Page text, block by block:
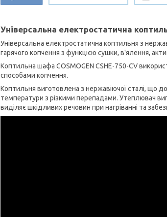
Універсальна електростатична
Універсальна електростатична коптильня з
гарячого копчення з функцією сушки, в'ялення,
Коптильна шафа COSMOGEN CSHE-750-CV
способами копчення.
Коптильня виготовлена з нержавіючої сталі, що
температури з різкими перепадами. Утеплювач
виділяє шкідливих речовин при нагріванні та